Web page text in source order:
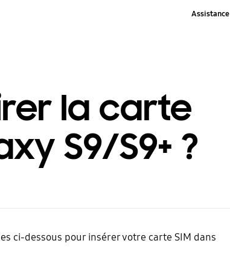
Assistance
la carte
S9/S9+ ?
ci-dessous pour insérer votre carte SIM dans